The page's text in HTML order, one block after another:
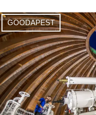
GOODAPEST